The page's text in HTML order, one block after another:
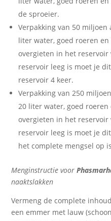
de sproeier.
Verpakking van 50
liter water, goed roeren
overgieten in het
reservoir leeg is moet je
reservoir 4 keer.
Verpakking van 250
20 liter water, goed
overgieten in het
reservoir leeg is moet je
het complete mengsel op
Menginstructie voor
naaktslakken
Vermeng de complete
een emmer met lauw